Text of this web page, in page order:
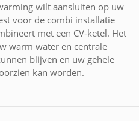
wilt aansluiten op uw
voor de combi installatie
met een CV-ketel. Het
warm water en centrale
blijven en uw gehele
kan worden.